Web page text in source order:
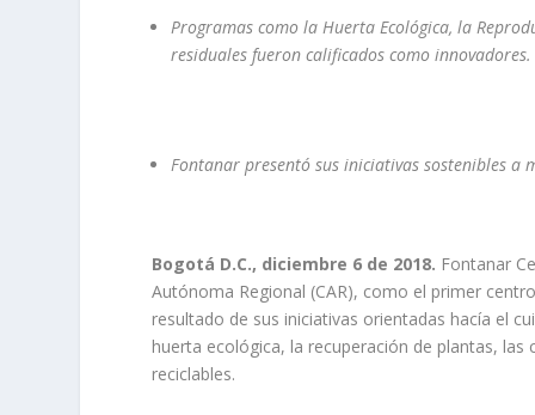
Programas como la Huerta Ecológica, la
residuales fueron calificados como innovadores.
Fontanar presentó sus iniciativas sostenibles a
Bogotá D.C., diciembre 6 de 2018. Fontanar
Autónoma Regional (CAR), como el primer
resultado de sus iniciativas orientadas hacía el
huerta ecológica, la recuperación de plantas,
reciclables.